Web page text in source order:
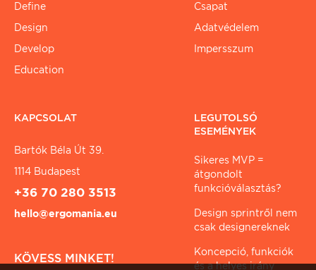
Define
Design
Develop
Education
Csapat
Adatvédelem
Impersszum
KAPCSOLAT
Bartók Béla Út 39.
1114 Budapest
+36 70 280 3513
hello@ergomania.eu
KÖVESS MINKET!
LEGUTOLSÓ
ESEMÉNYEK
Sikeres MVP =
átgondolt
funkcióválasztás?
Design sprintről nem
csak designereknek
Koncepció, funkciók
és a helyes irány